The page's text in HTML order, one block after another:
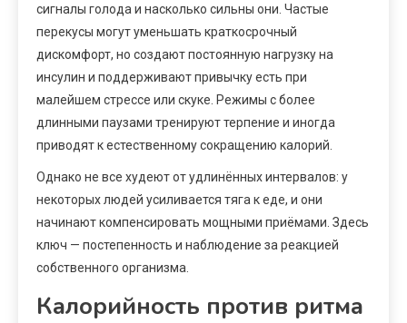
сигналы голода и насколько сильны они. Частые
перекусы могут уменьшать краткосрочный
дискомфорт, но создают постоянную нагрузку на
инсулин и поддерживают привычку есть при
малейшем стрессе или скуке. Режимы с более
длинными паузами тренируют терпение и иногда
приводят к естественному сокращению калорий.
Однако не все худеют от удлинённых интервалов: у
некоторых людей усиливается тяга к еде, и они
начинают компенсировать мощными приёмами. Здесь
ключ — постепенность и наблюдение за реакцией
собственного организма.
Калорийность против ритма